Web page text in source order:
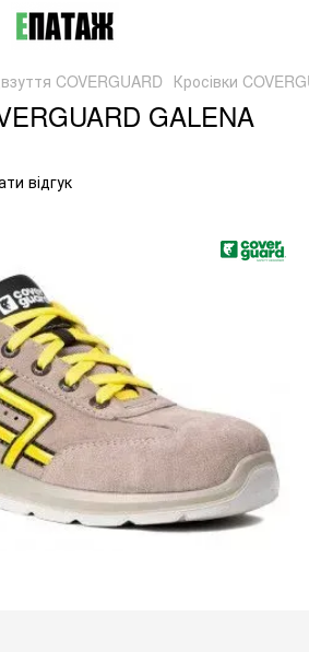
COVERGUARD Кросівки
GALENA
відгук